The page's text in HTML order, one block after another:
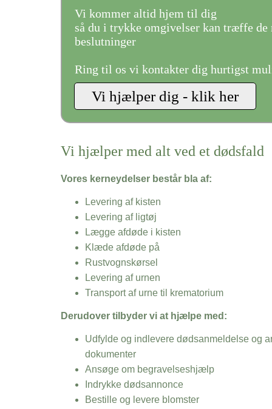
Vi kommer altid hjem til dig
så du i trykke omgivelser kan træffe de
beslutninger
Ring til os vi kontakter dig hurtigst
Vi hjælper med alt ved et dødsfald
Vores kerneydelser består bla af:
Levering af kisten
Levering af ligtøj
Lægge afdøde i kisten
Klæde afdøde på
Rustvognskørsel
Levering af urnen
Transport af urne til krematorium
Derudover tilbyder vi at hjælpe med:
Udfylde og indlevere dødsanmeldelse og
dokumenter
Ansøge om begravelseshjælp
Indrykke dødsannonce
Bestille og levere blomster